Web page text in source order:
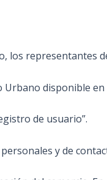
los representantes
Urbano disponible
de usuario”.
y de